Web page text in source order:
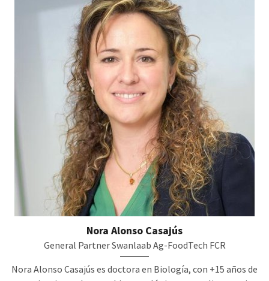
Nora Alonso Casajús
General Partner Swanlaab Ag-FoodTech FCR
Nora Alonso Casajús es doctora en Biología, con +15 años de